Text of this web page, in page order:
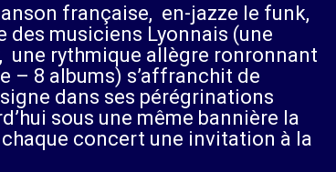
française, en-jazze le funk,
des musiciens Lyonnais (une
une rythmique allègre ronronnant
– 8 albums) s’affranchit de
dans ses pérégrinations
sous une même bannière la
concert une invitation à la